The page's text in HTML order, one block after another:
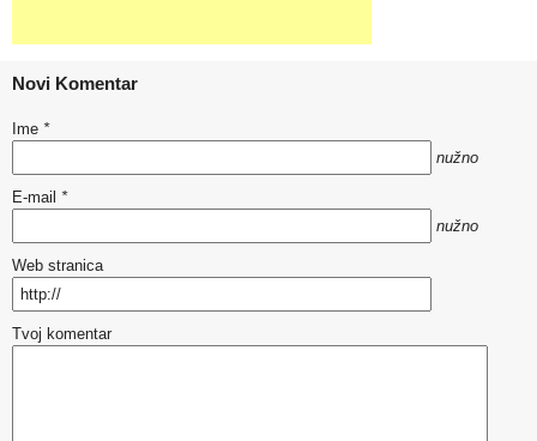
Novi Komentar
Ime *
nužno
E-mail *
nužno
Web stranica
Tvoj komentar